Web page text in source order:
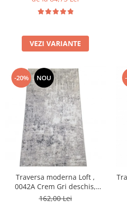
VEZI VARIANTE
-20% NOU
Traversa moderna Loft ,
0042A Crem Gri deschis,
A.Gri, Living, Dormitor, Hol
162,00 Lei